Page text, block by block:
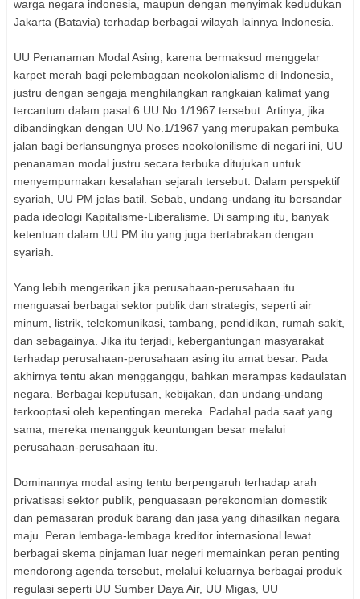
warga negara indonesia, maupun dengan menyimak kedudukan
Jakarta (Batavia) terhadap berbagai wilayah lainnya Indonesia.
UU Penanaman Modal Asing, karena bermaksud menggelar
karpet merah bagi pelembagaan neokolonialisme di Indonesia,
justru dengan sengaja menghilangkan rangkaian kalimat yang
tercantum dalam pasal 6 UU No 1/1967 tersebut. Artinya, jika
dibandingkan dengan UU No.1/1967 yang merupakan pembuka
jalan bagi berlansungnya proses neokolonilisme di negari ini, UU
penanaman modal justru secara terbuka ditujukan untuk
menyempurnakan kesalahan sejarah tersebut. Dalam perspektif
syariah, UU PM jelas batil. Sebab, undang-undang itu bersandar
pada ideologi Kapitalisme-Liberalisme. Di samping itu, banyak
ketentuan dalam UU PM itu yang juga bertabrakan dengan
syariah.
Yang lebih mengerikan jika perusahaan-perusahaan itu
menguasai berbagai sektor publik dan strategis, seperti air
minum, listrik, telekomunikasi, tambang, pendidikan, rumah sakit,
dan sebagainya. Jika itu terjadi, kebergantungan masyarakat
terhadap perusahaan-perusahaan asing itu amat besar. Pada
akhirnya tentu akan mengganggu, bahkan merampas kedaulatan
negara. Berbagai keputusan, kebijakan, dan undang-undang
terkooptasi oleh kepentingan mereka. Padahal pada saat yang
sama, mereka menangguk keuntungan besar melalui
perusahaan-perusahaan itu.
Dominannya modal asing tentu berpengaruh terhadap arah
privatisasi sektor publik, penguasaan perekonomian domestik
dan pemasaran produk barang dan jasa yang dihasilkan negara
maju. Peran lembaga-lembaga kreditor internasional lewat
berbagai skema pinjaman luar negeri memainkan peran penting
mendorong agenda tersebut, melalui keluarnya berbagai produk
regulasi seperti UU Sumber Daya Air, UU Migas, UU